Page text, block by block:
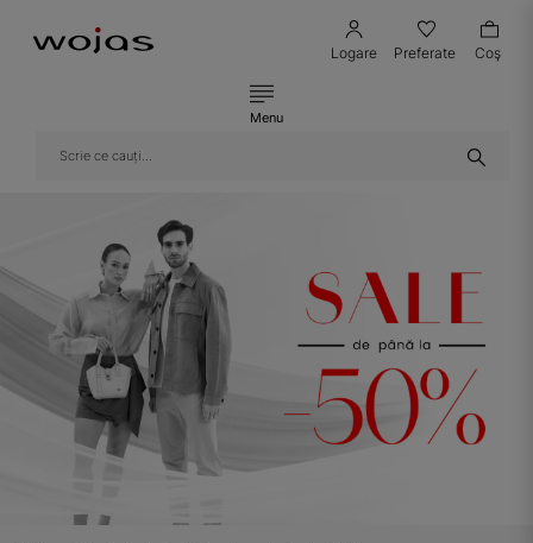
Logare Preferate Coş
Menu